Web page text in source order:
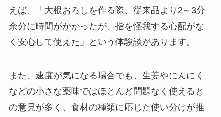
えば、「大根おろしを作る際、従来品より2～3分
余分に時間がかかったが、指を怪我する心配がな
く安心して使えた」という体験談があります。
また、速度が気になる場合でも、生姜やにんにく
などの小さな薬味ではほとんど問題なく使えると
の意見が多く、食材の種類に応じた使い分けが推